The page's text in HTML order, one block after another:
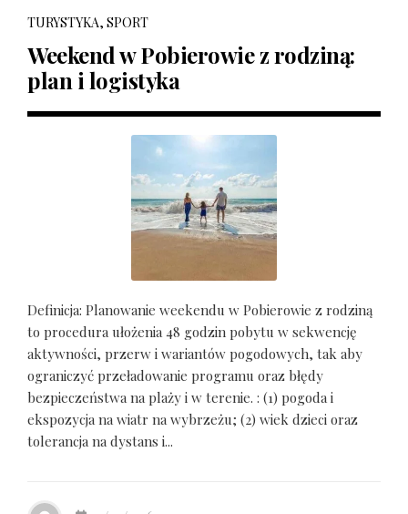
TURYSTYKA, SPORT
Weekend w Pobierowie z rodziną:
plan i logistyka
Definicja: Planowanie weekendu w Pobierowie z rodziną
to procedura ułożenia 48 godzin pobytu w sekwencję
aktywności, przerw i wariantów pogodowych, tak aby
ograniczyć przeładowanie programu oraz błędy
bezpieczeństwa na plaży i w terenie. : (1) pogoda i
ekspozycja na wiatr na wybrzeżu; (2) wiek dzieci oraz
tolerancja na dystans i...